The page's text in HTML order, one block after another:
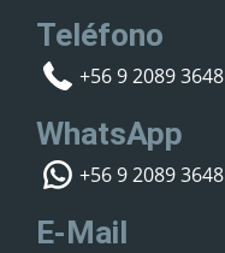
Teléfono
+56 9 2089 3648
WhatsApp
+56 9 2089 3648
E-Mail